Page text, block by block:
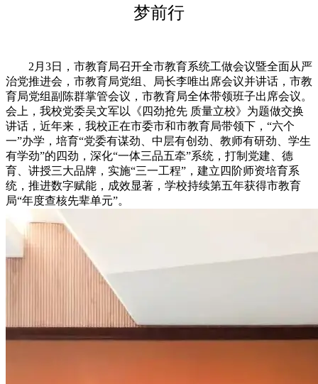
梦前行
2月3日，市教育局召开全市教育系统工做会议暨全面从严
治党推进会，市教育局党组、局长李唯出席会议并讲话，市教
育局党组副陈群掌管会议，市教育局全体带领班子出席会议。
会上，我校党委吴文军以《四劲抢先 质量立校》为题做交换
讲话，近年来，我校正在市委市和市教育局带领下，“六个
一”办学，培育“党委有谋劲、中层有创劲、教师有研劲、学生
有学劲”的四劲，深化“一体三品五牵”系统，打制党建、德
育、讲授三大品牌，实施“三一工程”，建立四阶师资培育系
统，推进数字赋能，成效显著，学校持续第五年获得市教育
局“年度查核先辈单元”。